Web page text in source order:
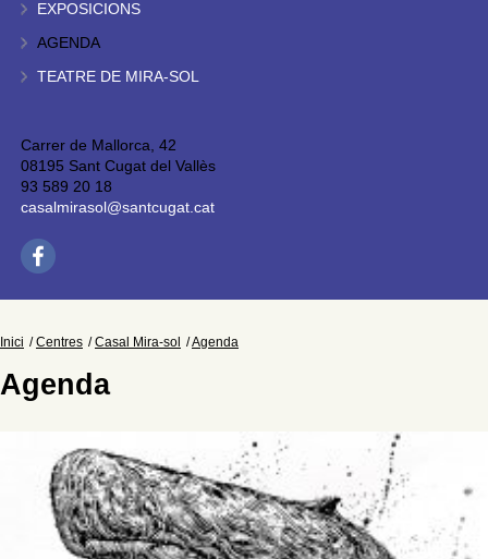
EXPOSICIONS
AGENDA
TEATRE DE MIRA-SOL
Carrer de Mallorca, 42
08195 Sant Cugat del Vallès
93 589 20 18
casalmirasol@santcugat.cat
Inici Centres Casal Mira-sol Agenda
Agenda